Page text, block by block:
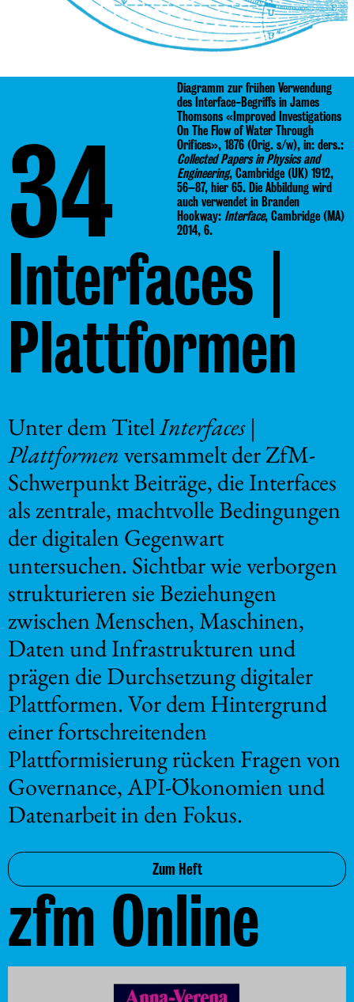
34
Diagramm zur frühen Verwendung
des Interface-Begriffs in James
Thomsons «Improved Investigations
On The Flow of Water Through
Orifices», 1876 (Orig. s/w), in: ders.:
Collected Papers in Physics and
Engineering, Cambridge (UK) 1912,
56–87, hier 65. Die Abbildung wird
auch verwendet in Branden
Hookway: Interface, Cambridge (MA)
2014, 6.
Interfaces |
Plattformen
Unter dem TitelInterfaces |
Plattformenversammelt der ZfM-
Schwerpunkt Beiträge, die Interfaces
als zentrale, machtvolle Bedingungen
der digitalen Gegenwart
untersuchen. Sichtbar wie verborgen
strukturieren sie Beziehungen
zwischen Menschen, Maschinen,
Daten und Infrastrukturen und
prägen die Durchsetzung­ digitaler
Plattformen. Vor dem Hintergrund
einer fortschreitenden
Plattformisierung rücken Fragen von
Governance, API-Ökonomien und
Daten­arbeit in den Fokus.
Zum Heft
zfm Online